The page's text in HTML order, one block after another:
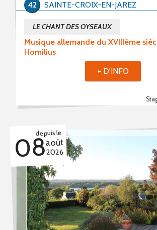
Musique allemande du XVIIIème
Homilius
LE CHANT DES OYSEAUX
SAINTE-CROIX-EN-JAREZ
42
+ D'INFO
depuis le
08août
2026